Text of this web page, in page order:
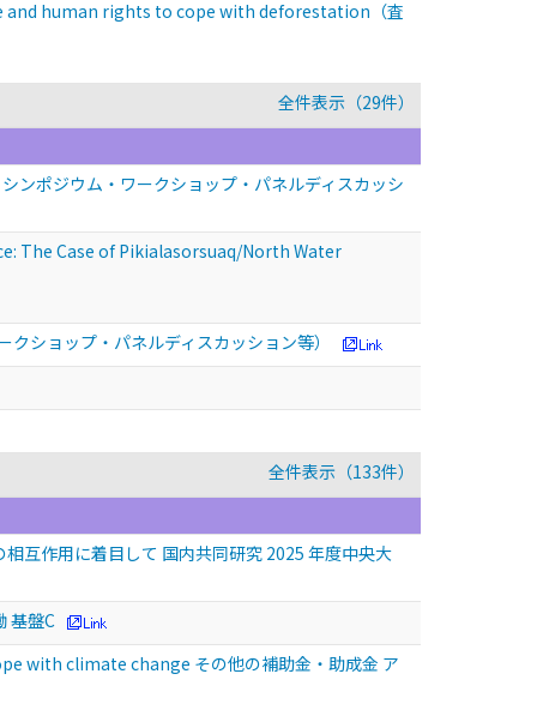
and human rights to cope with deforestation（査
全件表示（29件）
シンポジウム・ワークショップ・パネルディスカッシ
The Case of Pikialasorsuaq/North Water
クショップ・パネルディスカッション等）
全件表示（133件）
互作用に着目して 国内共同研究 2025 年度中央大
基盤C
climate change その他の補助金・助成金 ア